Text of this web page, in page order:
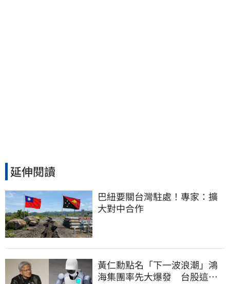
延伸閱讀
巴紐要關台灣駐處！專家：擴
大對中合作
黃仁勳點名「下一波浪潮」鴻
海集團率先大爆發 台股這族